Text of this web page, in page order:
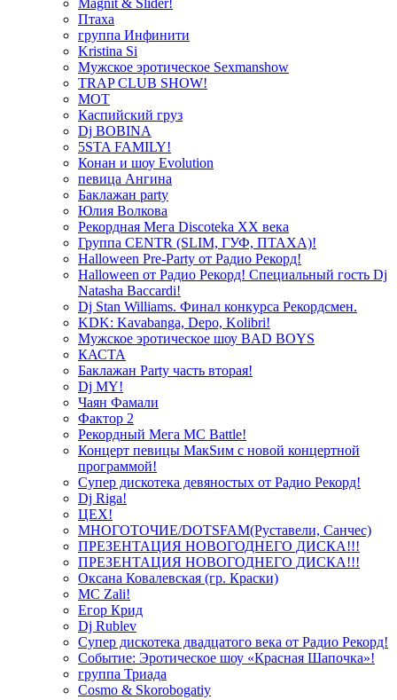
Magnit & Slider!
Птаха
группа Инфинити
Kristina Si
Мужское эротическое Sexmanshow
TRAP CLUB SHOW!
МОТ
Каспийский груз
Dj BOBINA
5STA FAMILY!
Конан и шоу Evolution
певица Ангина
Баклажан party
Юлия Волкова
Рекордная Мега Discoteka XX века
Группа CENTR (SLIM, ГУФ, ПТАХА)!
Halloween Pre-Party от Радио Рекорд!
Halloween от Радио Рекорд! Специальный гость Dj
Natasha Baccardi!
Dj Stan Williams. Финал конкурса Рекордсмен.
KDK: Kavabanga, Depo, Kolibri!
Мужское эротическое шоу BAD BOYS
КАСТА
Баклажан Party часть вторая!
Dj MY!
Чаян Фамали
Фактор 2
Рекордный Мега МС Battle!
Концерт певицы МакSим с новой концертной
программой!
Супер дискотека девяностых от Радио Рекорд!
Dj Riga!
ЦЕХ!
МНОГОТОЧИЕ/DOTSFAM(Руставели, Санчес)
ПРЕЗЕНТАЦИЯ НОВОГОДНЕГО ДИСКА!!!
ПРЕЗЕНТАЦИЯ НОВОГОДНЕГО ДИСКА!!!
Оксана Ковалевская (гр. Краски)
MC Zali!
Егор Крид
Dj Rublev
Супер дискотека двадцатого века от Радио Рекорд!
Событие: Эротическое шоу «Красная Шапочка»!
группа Триада
Cosmo & Skorobogatiy